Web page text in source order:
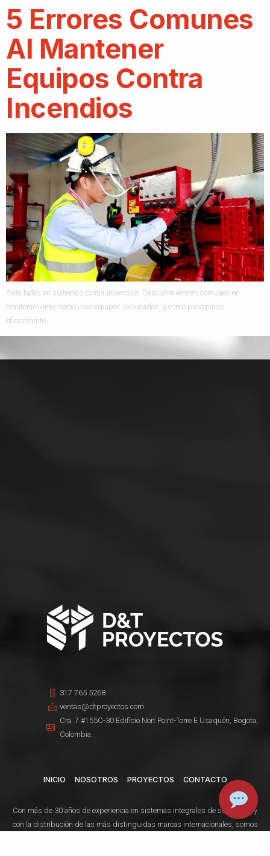
5 Errores Comunes
Al Mantener
Equipos Contra
Incendios
Evita fallas en sistemas contra incendios. Descubre errores comunes en
mantenimiento, como usar equipos caducados, y cómo prevenirlos
eficazmente.
317 765 5268
ventas@dtproyectos.com
Cra. 7 #155C-30 Edificio Nort Point-Torre E Usaquén, Bogota,
Colombia.
INICIO NOSOTROS PROYECTOS CONTACTO
Con más de 30 años de experiencia en sistemas integrales de seguridad y
con la distribución de las más distinguidas marcas internacionales, somos